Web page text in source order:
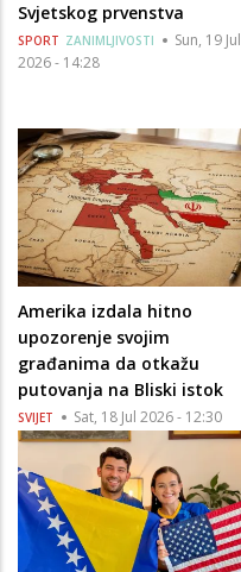
Svjetskog prvenstva
SPORT ZANIMLJIVOSTI
Sun, 19 Jul
2026 - 14:28
Amerika izdala hitno
upozorenje svojim
građanima da otkažu
putovanja na Bliski istok
SVIJET Sat, 18 Jul 2026 - 12:30